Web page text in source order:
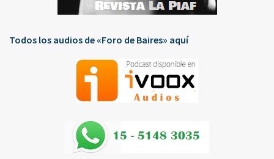
Todos los audios de «Foro de Baires» aquí